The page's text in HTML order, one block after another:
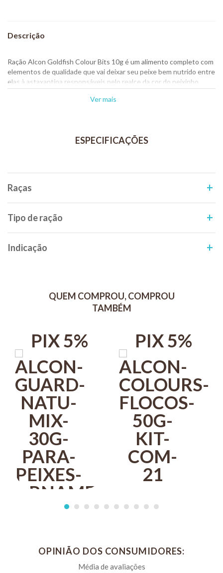
Não sei meu CEP
Ração Alcon Goldfish Colour Bits 10g é um alimento completo com
elementos de qualidade que vai deixar seu peixe bem nutrido entre
elas à astaxantina responsáveis pelo realce da cor do peixinho.
Composição: Creme de milho, proteína texturizada de soja, farinha
ácido cítrico, BHA, BHT).
Oferecer três a quatro vezes ao dia, em quantidade suficiente para
ser consumida em até 5 minutos.
Ver mais
Raças
Tipo de ração
Indicação
QUEM COMPROU, COMPROU
TAMBÉM
PIX 5% PIX 5%
ALCON
FLOCOS
50G KIT
R$ 79,30
PIX 5%
OPINIÃO DOS CONSUMIDORES: